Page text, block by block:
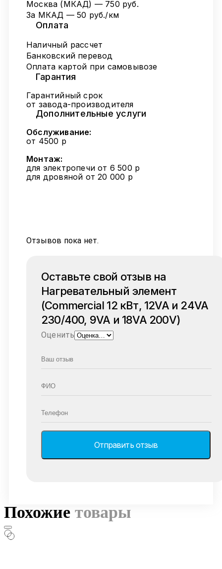
Москва (МКАД) — 750 руб.
За МКАД — 50 руб./км
Оплата
Наличный рассчет
Банковский перевод
Оплата картой при самовывозе
Гарантия
Гарантийный срок
от завода-производителя
Дополнительные услуги
Обслуживание:
от 4500 р
Монтаж:
для электропечи от 6 500 р
для дровяной от 20 000 р
Отзывов пока нет.
Оставьте свой отзыв на
Нагревательный элемент
(Commercial 12 кВт, 12VA и 24VA
230/400, 9VA и 18VA 200V)
Оценить
Похожие товары